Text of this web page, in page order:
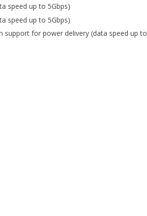
speed up to 5Gbps)
speed up to 5Gbps)
support for power delivery (data speed up to